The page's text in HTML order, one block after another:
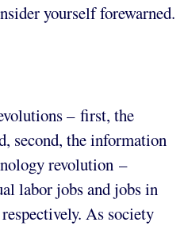
yourself forewarned.
– first, the
second, the information
revolution –
labor jobs and jobs in
As society